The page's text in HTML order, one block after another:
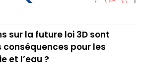
sur la future loi 3D sont
conséquences pour les
et l’eau ?